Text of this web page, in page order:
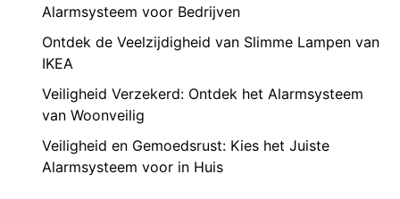
Alarmsysteem voor Bedrijven
Ontdek de Veelzijdigheid van Slimme Lampen van
IKEA
Veiligheid Verzekerd: Ontdek het Alarmsysteem
van Woonveilig
Veiligheid en Gemoedsrust: Kies het Juiste
Alarmsysteem voor in Huis